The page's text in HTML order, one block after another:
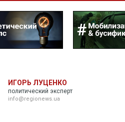
ИГОРЬ ЛУЦЕНКО
политический эксперт
info@regionews.ua